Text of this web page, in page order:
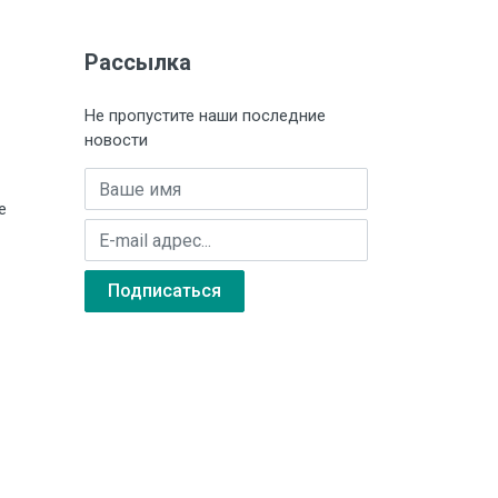
Рассылка
Не пропустите наши последние
новости
Имя
E-mail адрес
Подписаться